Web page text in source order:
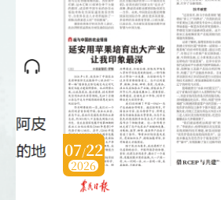
07/22